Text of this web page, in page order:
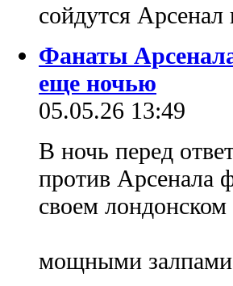
сойдутся Арсенал
Фанаты
еще ночью
05.05.26 13:49
В ночь перед
против Арсенала
своем
мощными